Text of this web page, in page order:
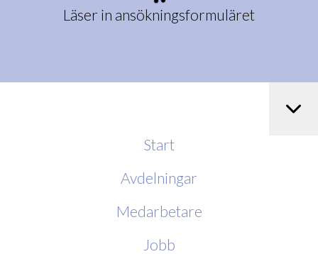
Läser in ansökningsformuläret
Start
Avdelningar
Medarbetare
Jobb